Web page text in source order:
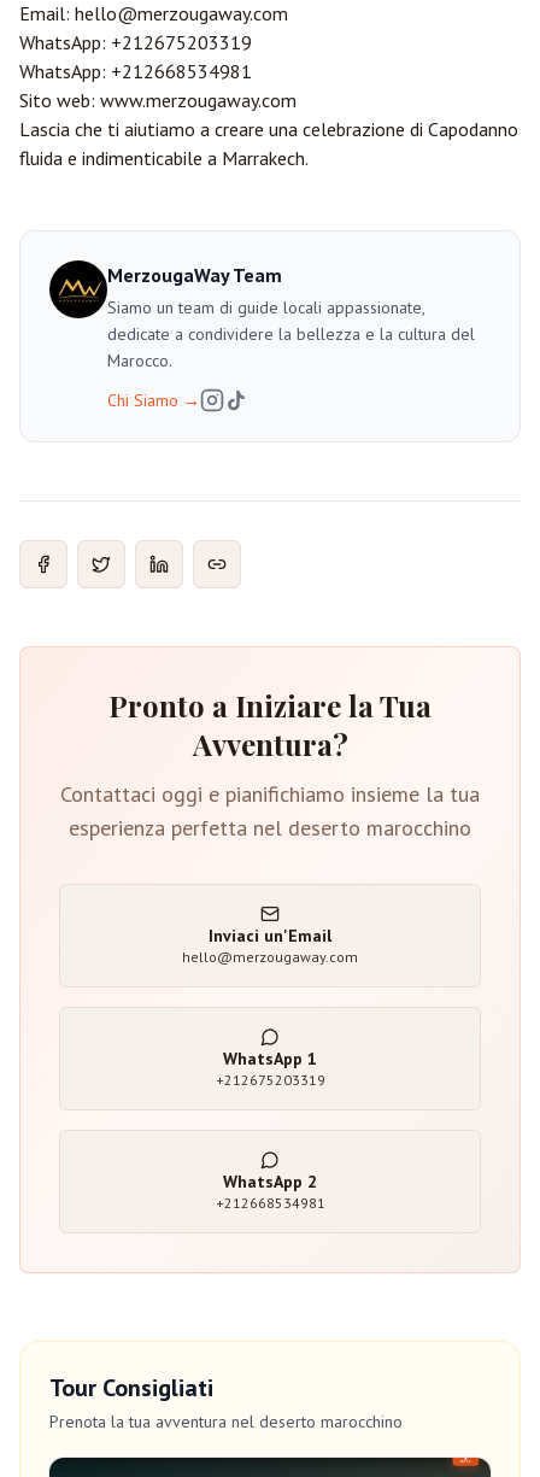
Email: hello@merzougaway.com
WhatsApp: +212675203319
WhatsApp: +212668534981
Sito web: www.merzougaway.com
Lascia che ti aiutiamo a creare una celebrazione di Capodanno
fluida e indimenticabile a Marrakech.
MerzougaWay Team
Siamo un team di guide locali appassionate,
dedicate a condividere la bellezza e la cultura del
Marocco.
Chi Siamo →
Pronto a Iniziare la Tua
Avventura?
Contattaci oggi e pianifichiamo insieme la tua
esperienza perfetta nel deserto marocchino
Inviaci un'Email
hello@merzougaway.com
WhatsApp 1
+212675203319
WhatsApp 2
+212668534981
Tour Consigliati
Prenota la tua avventura nel deserto marocchino